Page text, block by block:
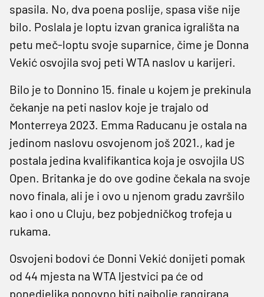
spasila. No, dva poena poslije, spasa više nije
bilo. Poslala je loptu izvan granica igrališta na
petu meč-loptu svoje suparnice, čime je Donna
Vekić osvojila svoj peti WTA naslov u karijeri.
Bilo je to Donnino 15. finale u kojem je prekinula
čekanje na peti naslov koje je trajalo od
Monterreya 2023. Emma Raducanu je ostala na
jedinom naslovu osvojenom još 2021., kad je
postala jedina kvalifikantica koja je osvojila US
Open. Britanka je do ove godine čekala na svoje
novo finala, ali je i ovo u njenom gradu završilo
kao i ono u Cluju, bez pobjedničkog trofeja u
rukama.
Osvojeni bodovi će Donni Vekić donijeti pomak
od 44 mjesta na WTA ljestvici pa će od
ponedjeljka ponovno biti najbolje rangirana